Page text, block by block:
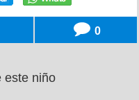
0
este niño